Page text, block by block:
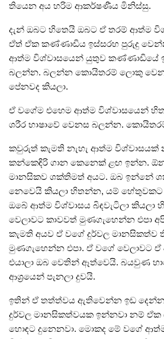
තියෙන අය හරිම ආකර්ෂණීය මිනිස්සු.
දැන්‌ ඔබට හිතෙයි ඔබට ඒ තරම්‌ ආත්ම
ඒත්‌ ඒක කණ්ණාඩිය ඉස්සරහ පුරුදු
ආත්ම විශ්වාසයෙන්‌ යුතුව කණ්ණාඩියේ
බලන්න. බලන්න කොයිතරම්‌ ලොකු
පේනවද කියලා.
ඒ වගේම එහෙම ආත්ම විශ්වාසයෙන්‌ හිත
ශරීර භාෂාවේ වෙනස බලන්න.
කවුරුත්‌ කැමති නැහැ ආත්ම විශ්වාසයක්‌
කන්කෙඳිරි ගාන කෙනෙක්‌ ළඟ ඉන්න.
මානසිකව ශක්තිමත්‌ අයට. ඔබ ඉන්නේ
නෙවෙයි කියලා හිතන්න, යම්‌ හේතුවකට
ඔබේ ආත්ම විශ්වාසය බිඳවැටිලා
වෙලාවට කාවවත්‌ මුණගැහෙන්න එපා
කැමති අයව ඒ වගේ දුර්වල මානසිකත්ව
මුණගැහෙන්න එපා. ඒ වගේ වෙලාවට
එයාලා ඔබ වෙතින්‌ ඈත්වෙයි. බයවුණ
ආශ්‍රයෙන්‌ පැනලා දුවයි.
ඉතින්‌ ඒ තත්ත්වය ඇතිවෙන්න ඉඩ දෙන්න
දුර්වල මානසිකත්වයක ඉන්නවා නම්‌
හොඳට දුනෙනවා. මොකද මේ වගේ